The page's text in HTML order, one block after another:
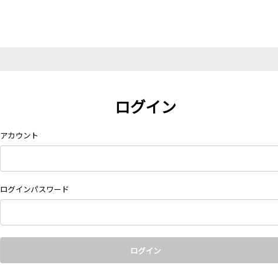
ログイン
アカウント
ログインパスワード
ログイン